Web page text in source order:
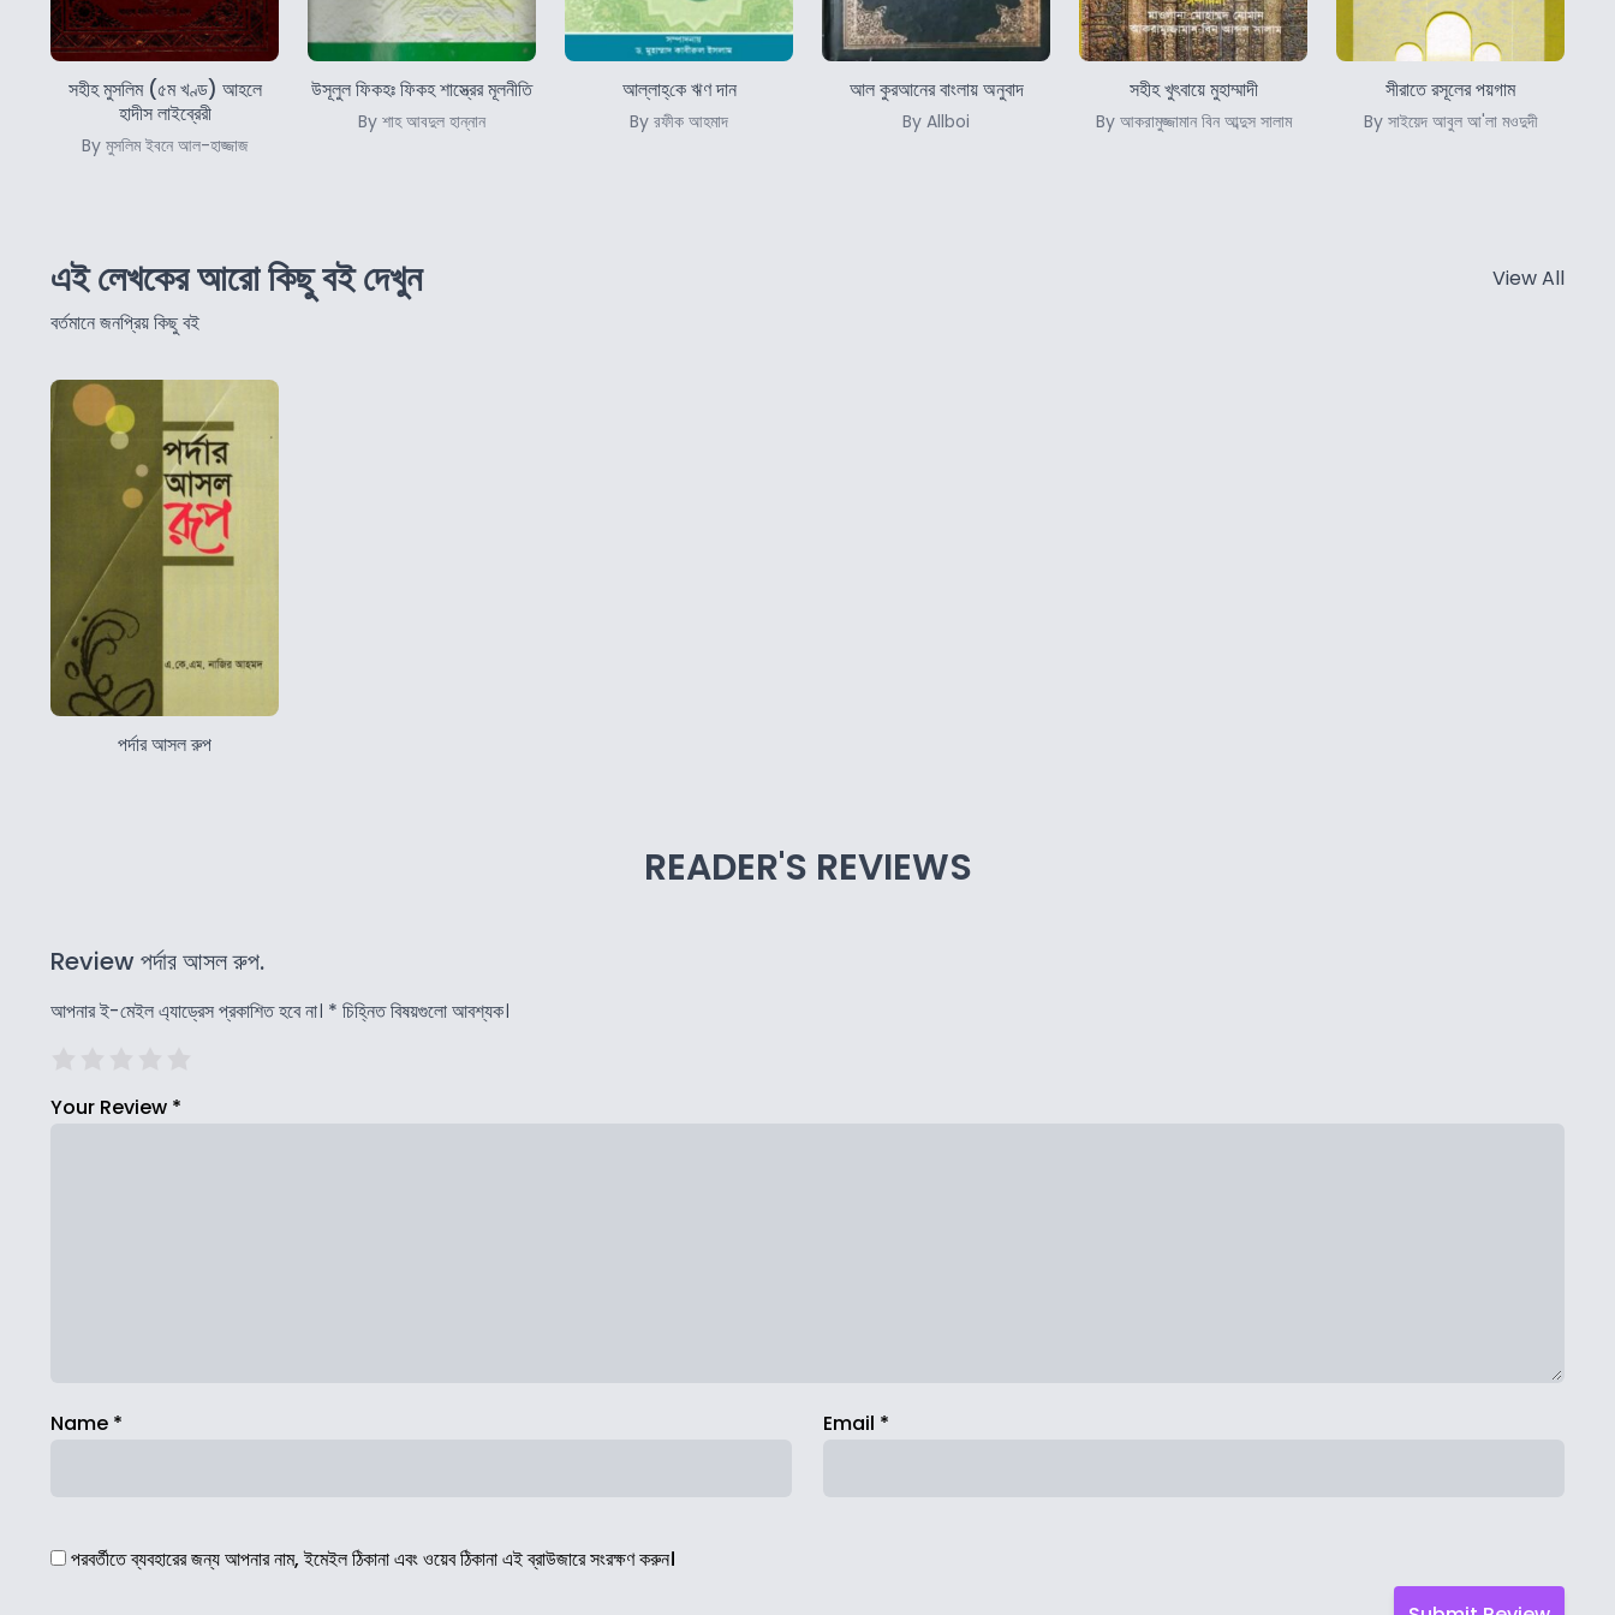
সহীহ মুসলিম (৫ম খণ্ড) আহলে
হাদীস লাইব্রেরী
By মুসলিম ইবনে আল-হাজ্জাজ
উসূলুল ফিকহঃ ফিকহ শাস্ত্রের মূলনীতি
By শাহ আবদুল হান্নান
আল্লাহ্‌কে ঋণ দান
By রফীক আহমাদ
আল কুরআনের বাংলায় অনুবাদ
By Allboi
সহীহ খুৎবায়ে মুহাম্মাদী
By আকরামুজ্জামান বিন আব্দুস সালাম
সীরাতে রসূলের পয়গাম
By সাইয়েদ আবুল আ'লা মওদুদী
এই লেখকের আরো কিছু বই দেখুন
বর্তমানে জনপ্রিয় কিছু বই
View All
পর্দার আসল রুপ
READER'S REVIEWS
Review পর্দার আসল রুপ.
আপনার ই-মেইল এ্যাড্রেস প্রকাশিত হবে না। * চিহ্নিত বিষয়গুলো আবশ্যক।
Your Review *
Name * Email *
পরবর্তীতে ব্যবহারের জন্য আপনার নাম, ইমেইল ঠিকানা এবং ওয়েব ঠিকানা এই ব্রাউজারে সংরক্ষণ করুন।